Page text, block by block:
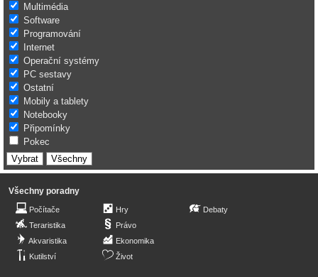
Multimédia
Software
Programování
Internet
Operační systémy
PC sestavy
Ostatní
Mobily a tablety
Notebooky
Připomínky
Pokec
Všechny poradny
Počítače
Teraristika
Akvaristika
Kutilství
Hry
Právo
Ekonomika
Život
Debaty